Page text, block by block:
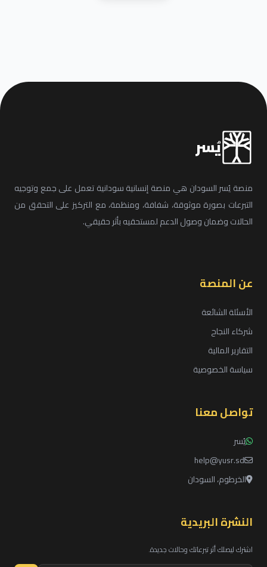
يُسر
منصة يُسر السودان هي منصة إنسانية سودانية تعمل على جمع وتوجيه
التبرعات بصورة موثوقة، شفافة، ومنظمة، مع التركيز على التحقق من
الحالات وضمان وصول الدعم لمستحقيه بأثر حقيقي.
عن المنصة
الأسئلة الشائعة
شركاء النجاح
التقارير المالية
سياسة الخصوصية
تواصل معنا
يُسر
help@yusr.sd
الخرطوم، السودان
النشرة البريدية
اشترك ليصلك أثر تبرعاتك وحالات جديدة.